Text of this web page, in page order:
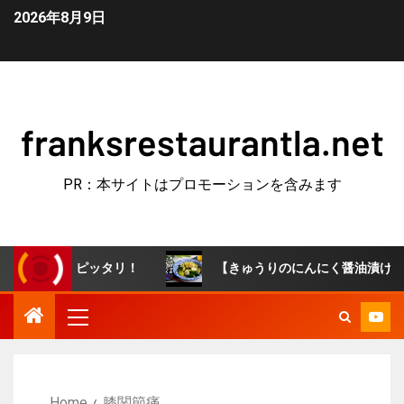
2026年8月9日
franksrestaurantla.net
PR：本サイトはプロモーションを含みます
にピッタリ！ 【きゅうりのにんにく醤油漬け】やみつ